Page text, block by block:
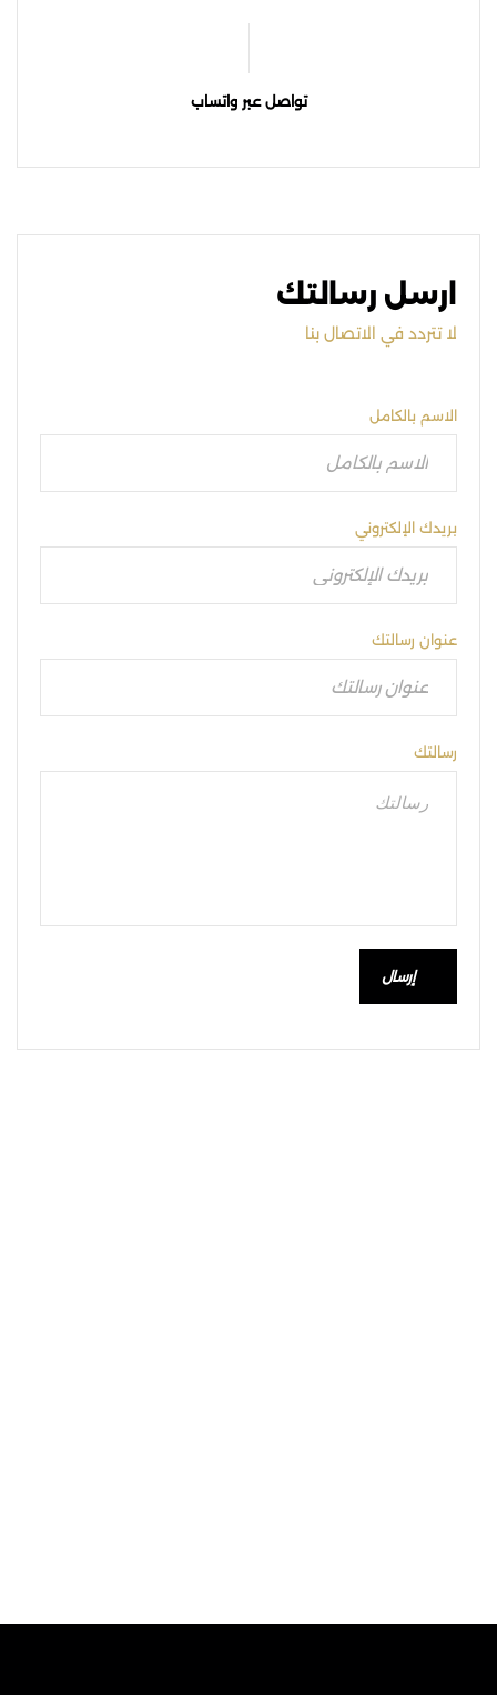
تواصل عبر واتساب
ارسل رسالتك
لا تتردد في الاتصال بنا
الاسم بالكامل
بريدك الإلكتروني
عنوان رسالتك
رسالتك